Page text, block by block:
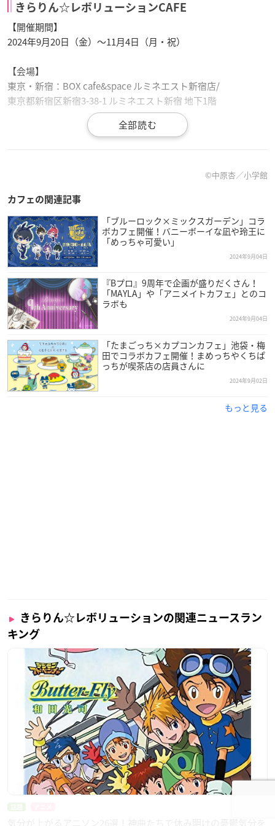
きらりん☆レボリューションCAFE
【開催期間】
2024年9月20日（金）～11月4日（月・祝）
【会場】
東京・新宿：BOX cafe&space ルミネエスト新宿店/
東京都新宿区新宿3-38-1 ルミネエスト新宿 地下1階
税込660円 ※１申込につき、4席迄予約可。
©中原杏／小学館
カフェの関連記事
「ブルーロック×ミックスガーデン」コラ
ボカフェ開催！バニーボーイな凪や玲王に
「めっちゃ可愛い」
2024年9月04日
『Bプロ』9周年で企画が盛りだくさん！
「MAYLA」や「アニメイトカフェ」とのコ
ラボも
2024年9月04日
「たまごっち×カプコンカフェ」池袋・梅
田でコラボカフェ開催！まめっちやくちぱ
っちが喫茶店の店員さんに
2024年9月02日
もっと見る
きらりん☆レボリューションの関連ニュースラン
キング